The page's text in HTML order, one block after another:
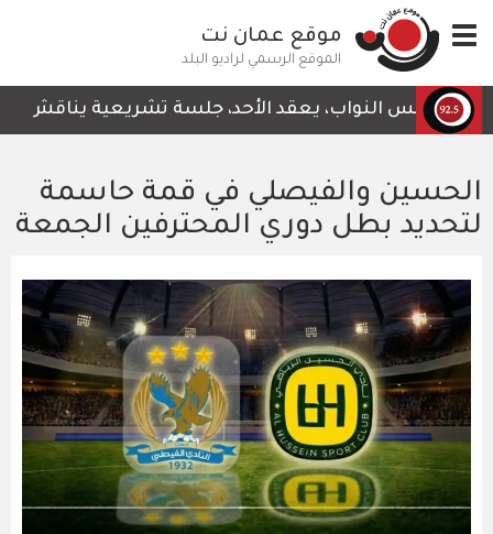
إلى
المحتوى
الرئيسي
Toggle
navigation
موقع عمان نت
الموقع الرسمي لراديو البلد
مجلس النواب، يعقد الأحد، جلسة تشريعية يناقش خلالها
الحسين والفيصلي في قمة حاسمة
لتحديد بطل دوري المحترفين الجمعة